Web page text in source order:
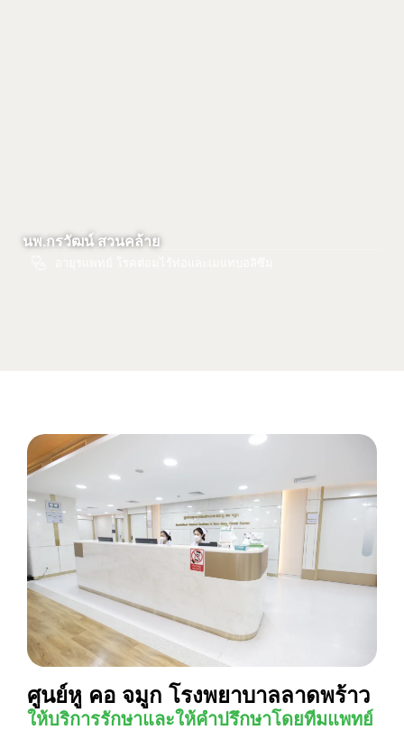
นพ.กรวัฒน์ สวนคล้าย
ศูนย์หู คอ จมูก โรงพยาบาลลาดพร้าว
ให้บริการรักษาและให้คำปรึกษาโดยทีมแพทย์